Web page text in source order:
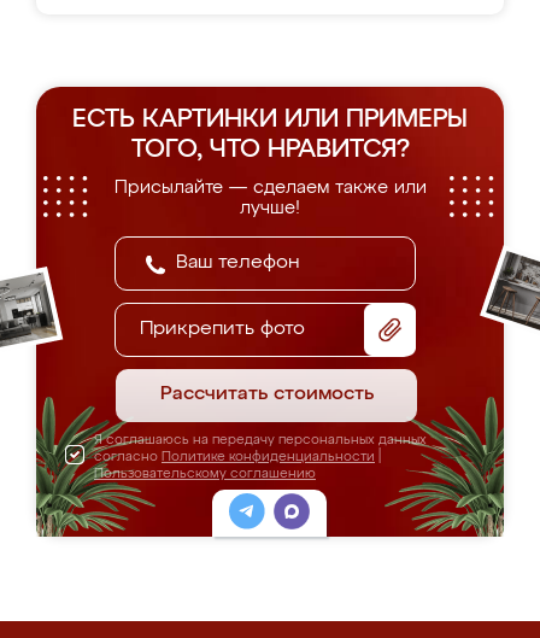
ЕСТЬ КАРТИНКИ ИЛИ ПРИМЕРЫ
ТОГО, ЧТО НРАВИТСЯ?
Присылайте — сделаем также или
лучше!
Прикрепить фото
Рассчитать стоимость
Я соглашаюсь на передачу персональных данных
согласно Политике конфиденциальности
Пользовательскому соглашению